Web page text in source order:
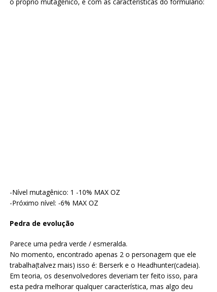
o próprio mutagênico, e com as características do formulário:
-Nível mutagênico: 1 -10% MAX OZ
-Próximo nível: -6% MAX OZ
Pedra de evolução
Parece uma pedra verde / esmeralda.
No momento, encontrado apenas 2 o personagem que ele
trabalha(talvez mais) isso é: Berserk e o Headhunter(cadeia).
Em teoria, os desenvolvedores deveriam ter feito isso, para
esta pedra melhorar qualquer característica, mas algo deu